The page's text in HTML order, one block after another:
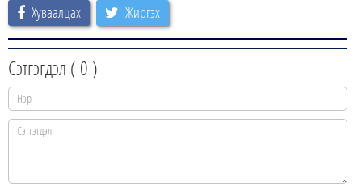
Хуваалцах Жиргэх
Сэтгэгдэл ( 0 )